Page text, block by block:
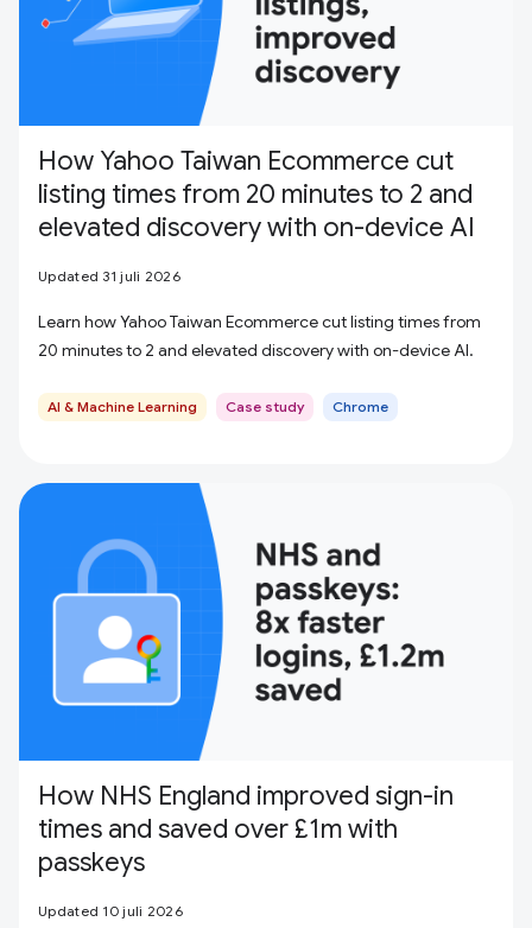
How Yahoo Taiwan Ecommerce cut
listing times from 20 minutes to 2 and
elevated discovery with on-device AI
Updated 31 juli 2026
Learn how Yahoo Taiwan Ecommerce cut listing times from
20 minutes to 2 and elevated discovery with on-device AI.
AI & Machine Learning Case study Chrome
How NHS England improved sign-in
times and saved over £1m with
passkeys
Updated 10 juli 2026